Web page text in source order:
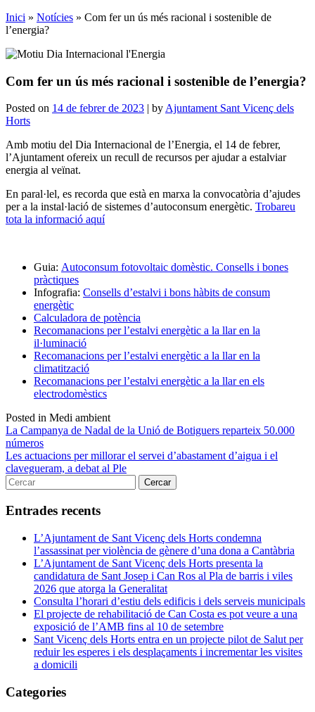
Inici » Notícies » Com fer un ús més racional i sostenible de
l’energia?
Com fer un ús més racional i sostenible de l’energia?
Posted on 14 de febrer de 2023 | byAjuntament Sant Vicenç dels
Horts
Amb motiu del Dia Internacional de l’Energia, el 14 de febrer,
l’Ajuntament ofereix un recull de recursos per ajudar a estalviar
energia al veïnat.
En paral·lel, es recorda que està en marxa la convocatòria d’ajudes
per a la instal·lació de sistemes d’autoconsum energètic. Trobareu
tota la informació aquí
Guia: Autoconsum fotovoltaic domèstic. Consells i bones
pràctiques
Infografia: Consells d’estalvi i bons hàbits de consum
energètic
Calculadora de potència
Recomanacions per l’estalvi energètic a la llar en la
il·luminació
Recomanacions per l’estalvi energètic a la llar en la
climatització
Recomanacions per l’estalvi energètic a la llar en els
electrodomèstics
Posted in Medi ambient
Navegació
d'entrades
La Campanya de Nadal de la Unió de Botiguers reparteix 50.000
números
Les actuacions per millorar el servei d’abastament d’aigua i el
clavegueram, a debat al Ple
Entrades recents
L’Ajuntament de Sant Vicenç dels Horts condemna
l’assassinat per violència de gènere d’una dona a Cantàbria
L’Ajuntament de Sant Vicenç dels Horts presenta la
candidatura de Sant Josep i Can Ros al Pla de barris i viles
2026 que atorga la Generalitat
Consulta l’horari d’estiu dels edificis i dels serveis municipals
El projecte de rehabilitació de Can Costa es pot veure a una
exposició de l’AMB fins al 10 de setembre
Sant Vicenç dels Horts entra en un projecte pilot de Salut per
reduir les esperes i els desplaçaments i incrementar les visites
a domicili
Categories